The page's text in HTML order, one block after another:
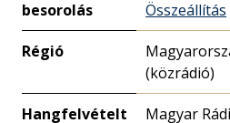
besorolás
Összeállítás
Régió
(közrádió)
Hangfelvételt
Magyar